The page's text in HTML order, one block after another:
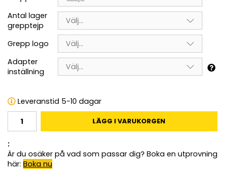
Antal lager
grepptejp
Välj...
Grepp logo
Välj...
Adapter
inställning
Välj...
Leveranstid 5-10 dagar
LÄGG I VARUKORGEN
:
Är du osäker på vad som passar dig? Boka en utprovning
här: Boka nu